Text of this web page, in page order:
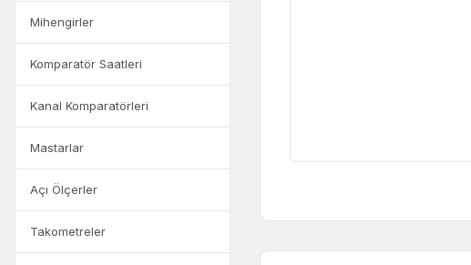
Mihengirler
Komparatör Saatleri
Kanal Komparatörleri
Mastarlar
Açı Ölçerler
Takometreler